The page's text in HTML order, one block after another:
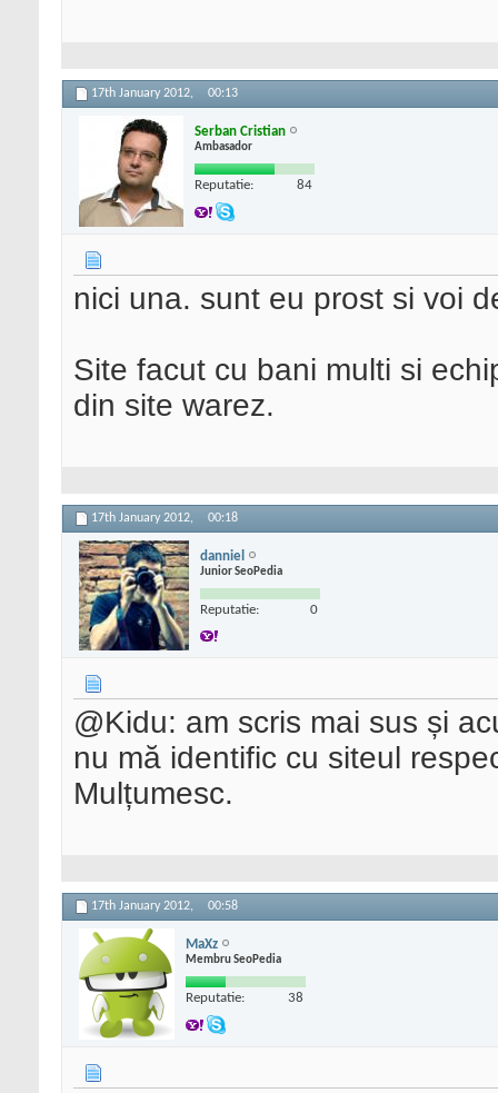
17th January 2012, 00:13
Serban Cristian
Ambasador
Reputatie: 84
nici una. sunt eu prost si voi
Site facut cu bani multi si
din site warez.
17th January 2012, 00:18
danniel
Junior SeoPedia
Reputatie: 0
@Kidu: am scris mai sus și
nu mă identific cu siteul
Mulțumesc.
17th January 2012, 00:58
MaXz
Membru SeoPedia
Reputatie: 38